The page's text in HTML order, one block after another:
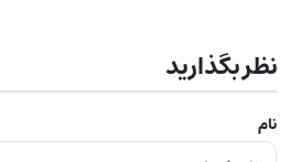
نظر بگذارید
نام